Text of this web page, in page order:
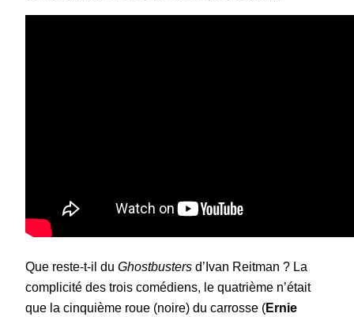
Que reste-t-il du Ghostbusters d’Ivan Reitman ? La
complicité des trois comédiens, le quatrième n’était
que la cinquième roue (noire) du carrosse (Ernie